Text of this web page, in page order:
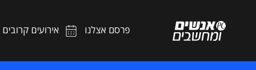
פרסם אצלנו אירועים קרובים